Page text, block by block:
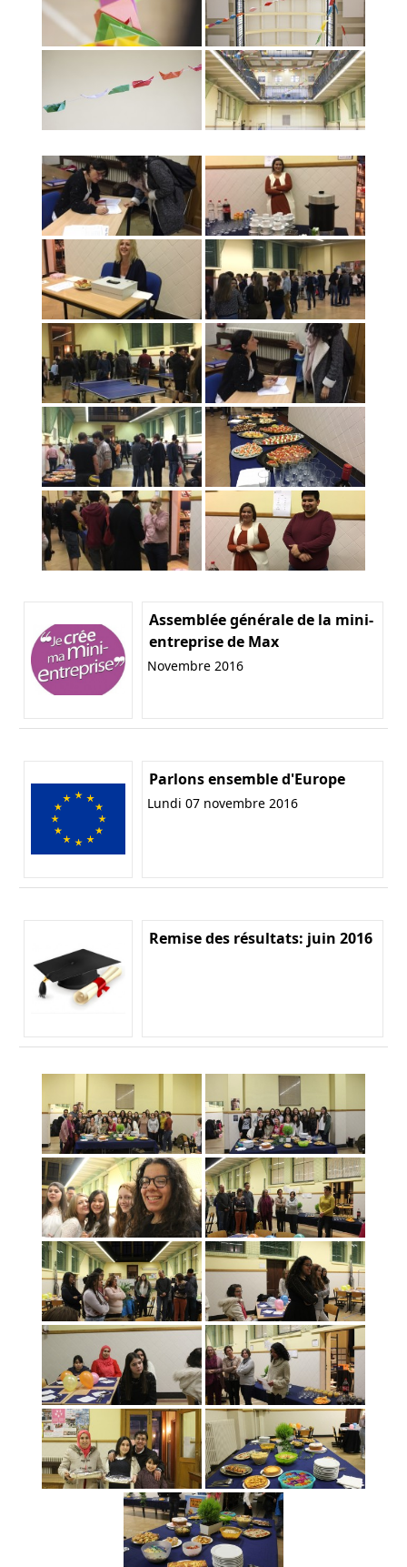
Assemblée générale de la mini-
entreprise de Max
Novembre 2016
Parlons ensemble d'Europe
Lundi 07 novembre 2016
Remise des résultats: juin 2016